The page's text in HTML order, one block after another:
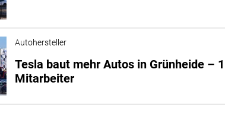
Autohersteller
Tesla baut mehr Autos in Grünheide –
Mitarbeiter